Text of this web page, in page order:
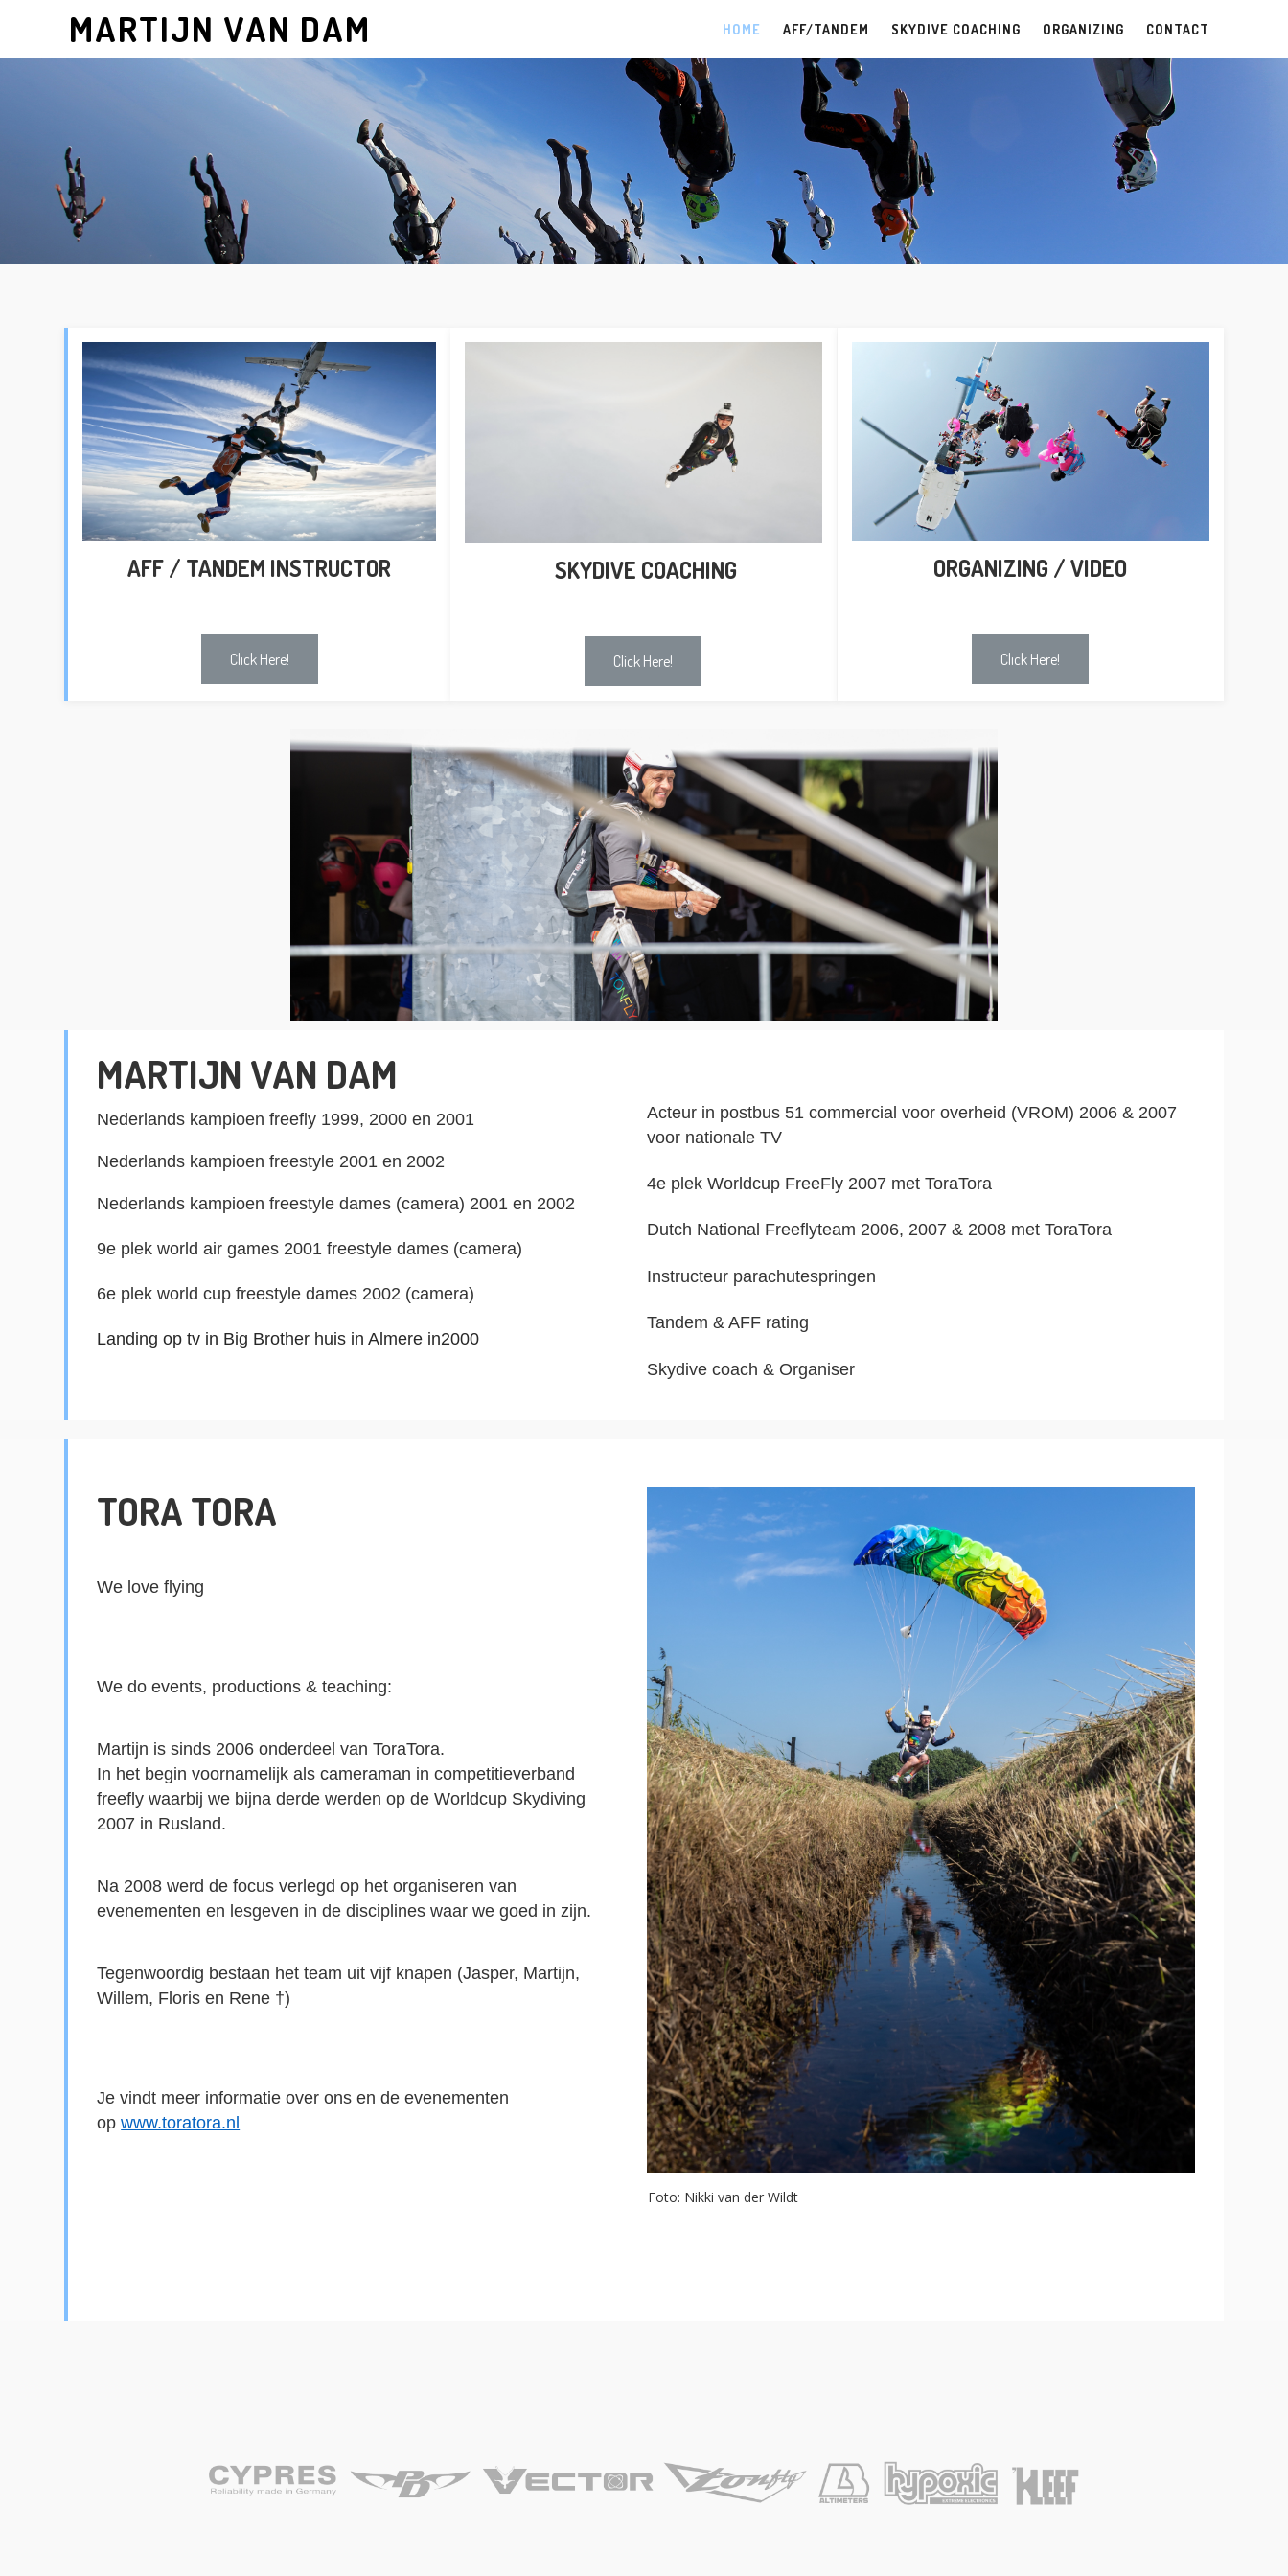
MARTIJN VAN DAM HOME AFF/TANDEM SKYDIVE COACHING ORGANIZING CONTACT
AFF / TANDEM INSTRUCTOR
Click Here!
SKYDIVE COACHING
Click Here!
ORGANIZING / VIDEO
Click Here!
MARTIJN VAN DAM
Nederlands kampioen freefly 1999, 2000 en 2001
Nederlands kampioen freestyle 2001 en 2002
Nederlands kampioen freestyle dames (camera) 2001 en 2002
9e plek world air games 2001 freestyle dames (camera)
6e plek world cup freestyle dames 2002 (camera)
Landing op tv in Big Brother huis in Almere in2000
Acteur in postbus 51 commercial voor overheid (VROM) 2006 & 2007
voor nationale TV
4e plek Worldcup FreeFly 2007 met ToraTora
Dutch National Freeflyteam 2006, 2007 & 2008 met ToraTora
Instructeur parachutespringen
Tandem & AFF rating
Skydive coach & Organiser
TORA TORA
We love flying
We do events, productions & teaching:
Martijn is sinds 2006 onderdeel van ToraTora.
freefly waarbij we bijna derde werden op de Worldcup Skydiving
2007 in Rusland.
Na 2008 werd de focus verlegd op het organiseren van
evenementen en lesgeven in de disciplines waar we goed in zijn.
Tegenwoordig bestaan het team uit vijf knapen (Jasper, Martijn,
Willem, Floris en Rene †)
Je vindt meer informatie over ons en de evenementen
op www.toratora.nl
Foto: Nikki van der Wildt